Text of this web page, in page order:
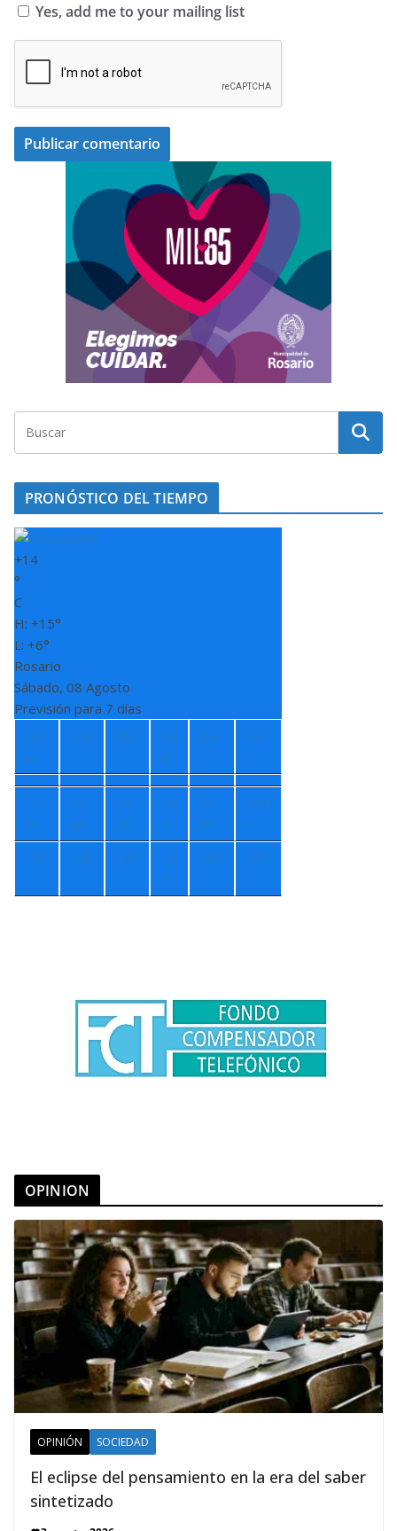
Yes, add me to your mailing list
PRONÓSTICO DEL TIEMPO
+14
°
C
H: +15°
L: +6°
Rosario
Sábado, 08 Agosto
Previsión para 7 días
Do
m
Lun
Ma
r
Mi
é
Jue Vie
+1
7°
+1
4°
+1
3°
+9
°
+1
3°
+14
°
+5° +4° +4° +7
°
+8° +7°
OPINION
OPINIÓN SOCIEDAD
El eclipse del pensamiento en la era del saber
sintetizado